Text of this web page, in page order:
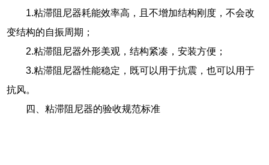
1.粘滞阻尼器耗能效率高，且不增加结构刚度，不会改
变结构的自振周期；
2.粘滞阻尼器外形美观，结构紧凑，安装方便；
3.粘滞阻尼器性能稳定，既可以用于抗震，也可以用于
抗风。
四、粘滞阻尼器的验收规范标准